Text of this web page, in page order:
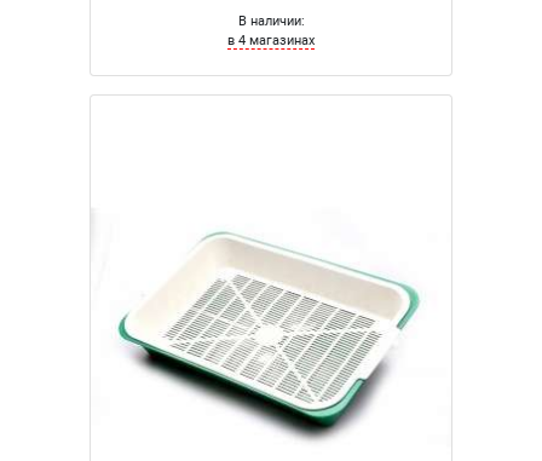
В наличии:
в 4 магазинах